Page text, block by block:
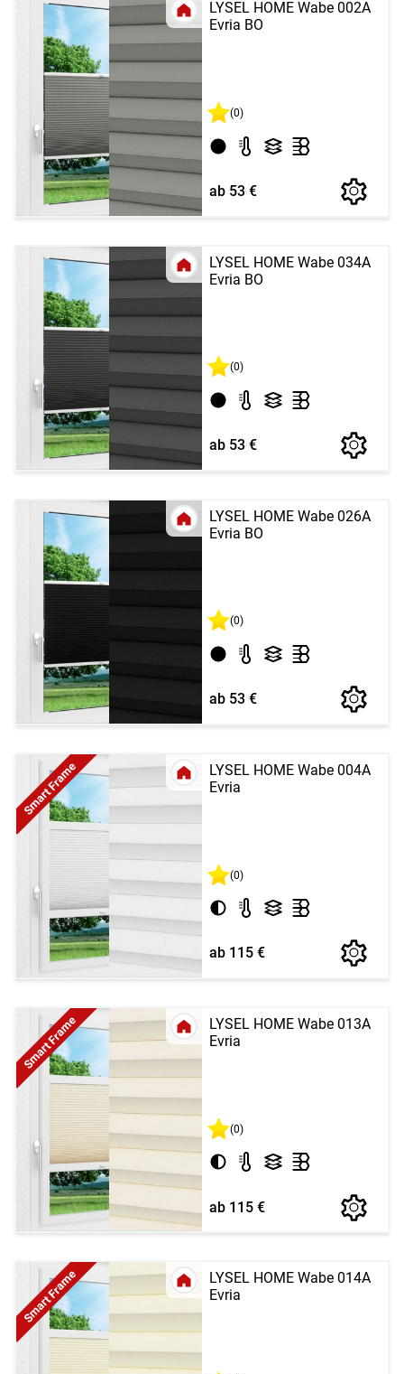
LYSEL HOME Wabe 002A
Evria BO
(0)
ab 53 €
LYSEL HOME Wabe 034A
Evria BO
(0)
ab 53 €
LYSEL HOME Wabe 026A
Evria BO
(0)
ab 53 €
LYSEL HOME Wabe 004A
Evria
Smart Frame
(0)
ab 115 €
LYSEL HOME Wabe 013A
Evria
Smart Frame
(0)
ab 115 €
LYSEL HOME Wabe 014A
Evria
Smart Frame